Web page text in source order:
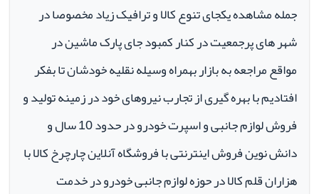
جمله مشاهده یکجای تنوع کالا و ترافیک زیاد مخصوصا در
شهر های پرجمعیت در کنار کمبود جای پارک ماشین در
مواقع مراجعه به بازار بهمراه وسیله نقلیه خودشان تا بفکر
افتادیم با بهره گیری از تجارب نیروهای خود در زمینه تولید و
فروش لوازم جانبی و اسپرت خودرو در حدود 10 سال و
دانش نوین فروش اینترنتی با فروشگاه آنلاین چارچرخ کالا با
هزاران قلم کالا در حوزه لوازم جانبی خودرو در خدمت